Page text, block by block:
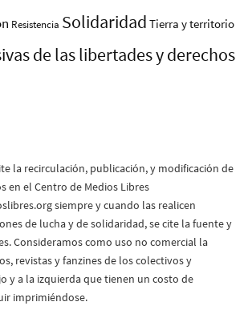
Resistencia Solidaridad Tierra y territorio
de las libertades y derechos
la recirculación, publicación, y modificación de
en el Centro de Medios Libres
siempre y cuando las realicen
de lucha y de solidaridad, se cite la fuente y
Consideramos como uso no comercial la
revistas y fanzines de los colectivos y
y a la izquierda que tienen un costo de
imprimiéndose.